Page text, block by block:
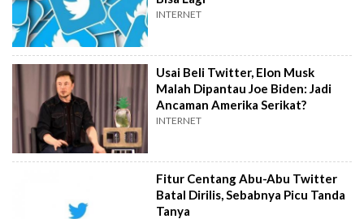
INTERNET
Usai Beli Twitter, Elon Musk
Malah Dipantau Joe Biden: Jadi
Ancaman Amerika Serikat?
INTERNET
Fitur Centang Abu-Abu Twitter
Batal Dirilis, Sebabnya Picu Tanda
Tanya